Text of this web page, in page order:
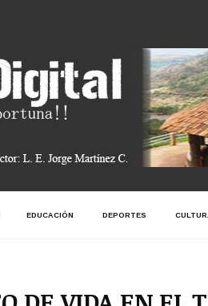
EDUCACIÓN DEPORTES